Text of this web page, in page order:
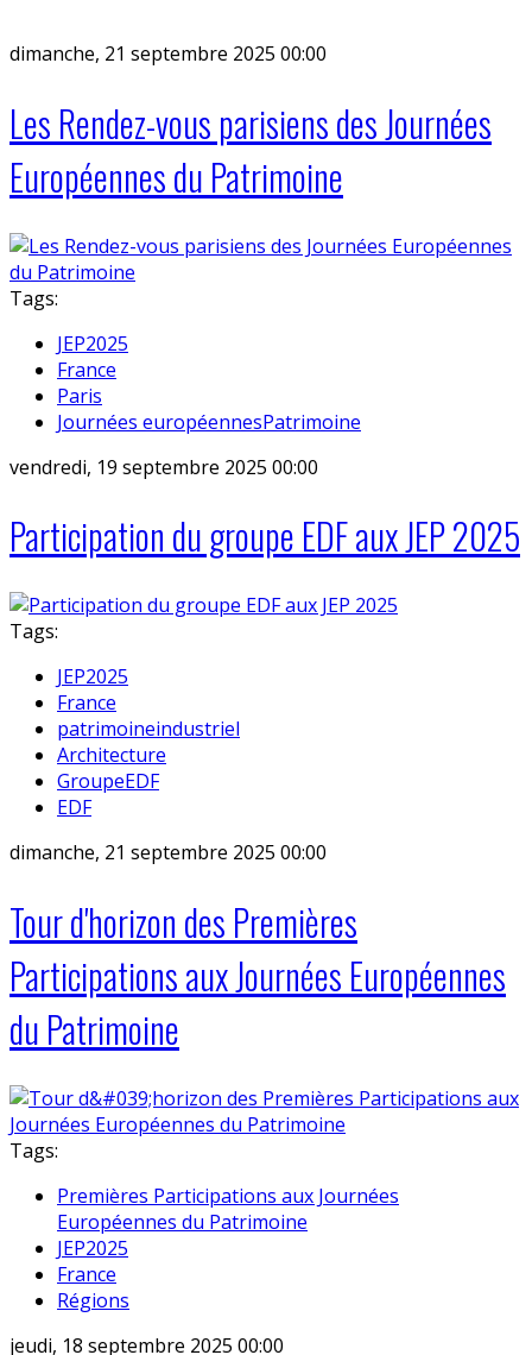
dimanche, 21 septembre 2025 00:00
Les Rendez-vous parisiens des Journées
Européennes du Patrimoine
Tags:
JEP2025
France
Paris
Journées européennesPatrimoine
vendredi, 19 septembre 2025 00:00
Participation du groupe EDF aux JEP 2025
Tags:
JEP2025
France
patrimoineindustriel
Architecture
GroupeEDF
EDF
dimanche, 21 septembre 2025 00:00
Tour d'horizon des Premières
Participations aux Journées Européennes
du Patrimoine
Tags:
Premières Participations aux Journées
Européennes du Patrimoine
JEP2025
France
Régions
jeudi, 18 septembre 2025 00:00